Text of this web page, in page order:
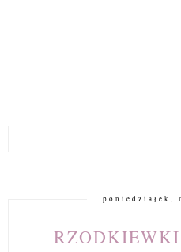
poniedziałek,